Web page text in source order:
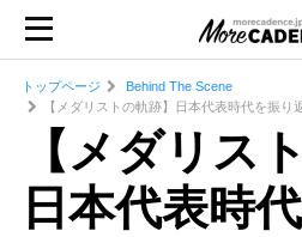
トップページ
Behind The Scene
【メダリストの軌跡】日本代表時代を振
【メダリス
日本代表時